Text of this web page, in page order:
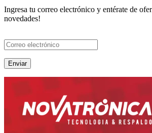
Ingresa tu correo electrónico y entérate de
novedades!